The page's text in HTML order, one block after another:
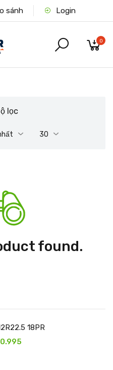
sánh Login
0
18PR
lọc
30
found.